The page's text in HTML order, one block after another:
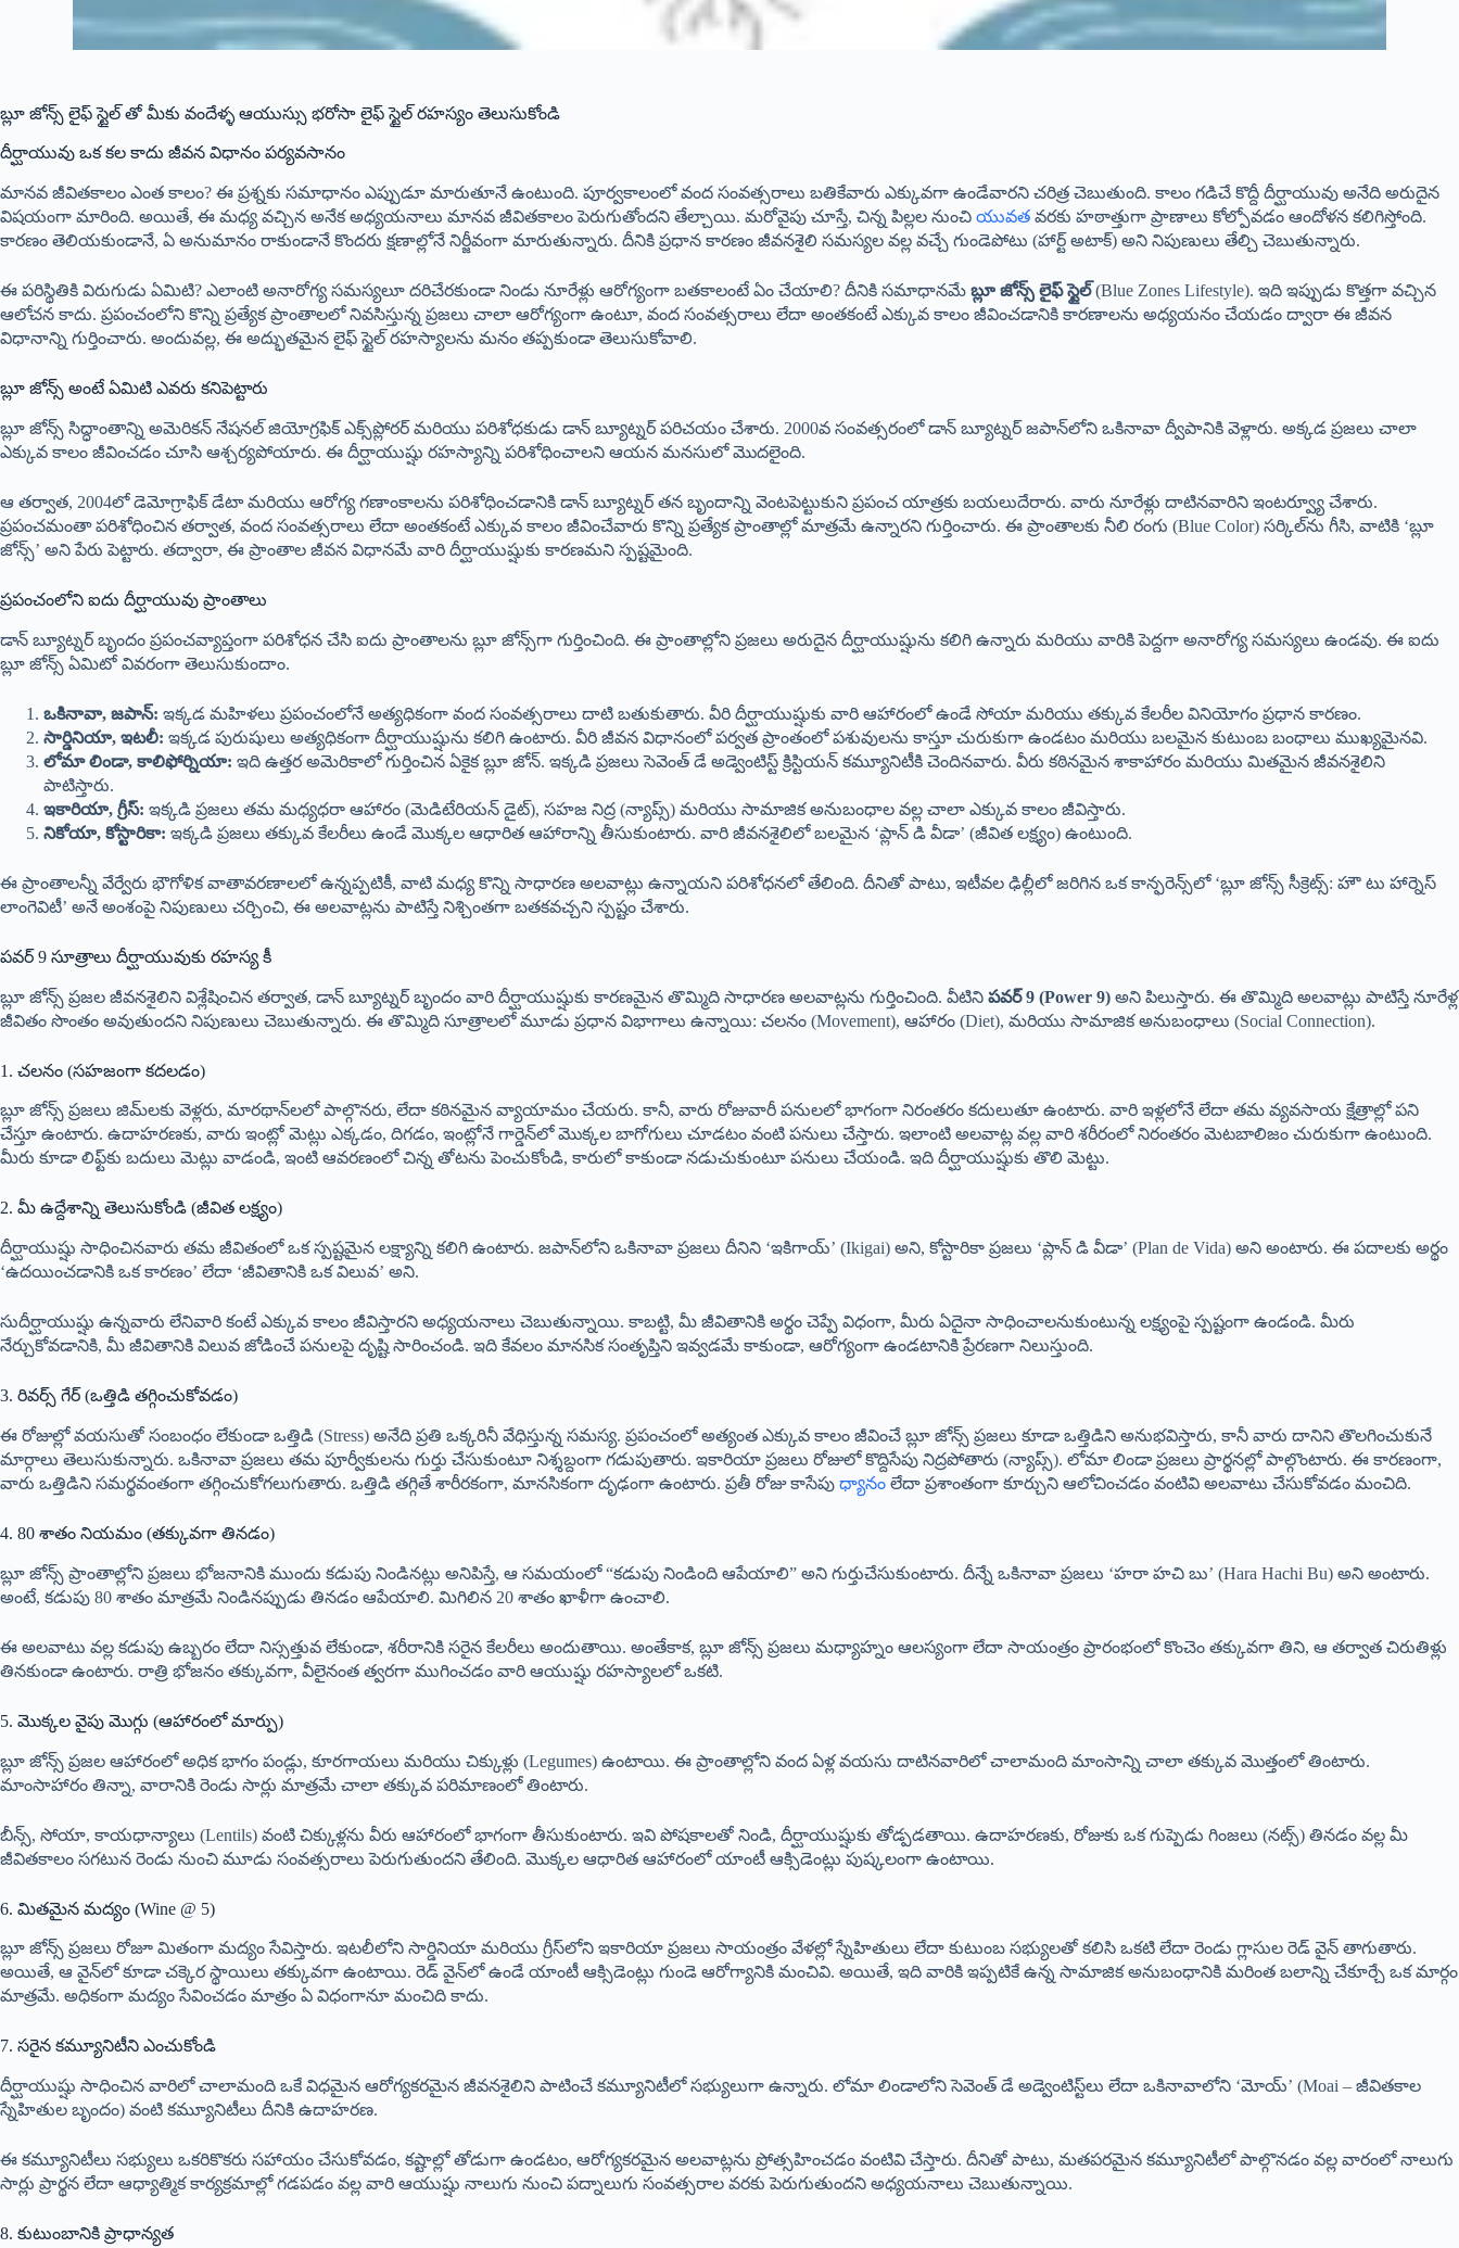
బ్లూ జోన్స్ లైఫ్ స్టైల్ తో మీకు వందేళ్ళ ఆయుస్సు భరోసా లైఫ్ స్టైల్ రహస్యం తెలుసుకోండి
దీర్ఘాయువు ఒక కల కాదు జీవన విధానం పర్యవసానం
మానవ జీవితకాలం ఎంత కాలం? ఈ ప్రశ్నకు సమాధానం ఎప్పుడూ మారుతూనే ఉంటుంది. పూర్వకాలంలో వంద సంవత్సరాలు బతికేవారు ఎక్కువగా ఉండేవారని చరిత్ర చెబుతుంది. కాలం గడిచే కొద్దీ దీర్ఘాయువు అనేది అరుదైన
విషయంగా మారింది. అయితే, ఈ మధ్య వచ్చిన అనేక అధ్యయనాలు మానవ జీవితకాలం పెరుగుతోందని తేల్చాయి. మరోవైపు చూస్తే, చిన్న పిల్లల నుంచి యువత వరకు హఠాత్తుగా ప్రాణాలు కోల్పోవడం ఆందోళన కలిగిస్తోంది.
కారణం తెలియకుండానే, ఏ అనుమానం రాకుండానే కొందరు క్షణాల్లోనే నిర్జీవంగా మారుతున్నారు. దీనికి ప్రధాన కారణం జీవనశైలి సమస్యల వల్ల వచ్చే గుండెపోటు (హార్ట్ అటాక్) అని నిపుణులు తేల్చి చెబుతున్నారు.
ఈ పరిస్థితికి విరుగుడు ఏమిటి? ఎలాంటి అనారోగ్య సమస్యలూ దరిచేరకుండా నిండు నూరేళ్లు ఆరోగ్యంగా బతకాలంటే ఏం చేయాలి? దీనికి సమాధానమే బ్లూ జోన్స్ లైఫ్ స్టైల్(Blue Zones Lifestyle). ఇది ఇప్పుడు కొత్తగా వచ్చిన
ఆలోచన కాదు. ప్రపంచంలోని కొన్ని ప్రత్యేక ప్రాంతాలలో నివసిస్తున్న ప్రజలు చాలా ఆరోగ్యంగా ఉంటూ, వంద సంవత్సరాలు లేదా అంతకంటే ఎక్కువ కాలం జీవించడానికి కారణాలను అధ్యయనం చేయడం ద్వారా ఈ జీవన
విధానాన్ని గుర్తించారు. అందువల్ల, ఈ అద్భుతమైన లైఫ్ స్టైల్ రహస్యాలను మనం తప్పకుండా తెలుసుకోవాలి.
బ్లూ జోన్స్ అంటే ఏమిటి ఎవరు కనిపెట్టారు
బ్లూ జోన్స్ సిద్ధాంతాన్ని అమెరికన్ నేషనల్ జియోగ్రఫిక్ ఎక్స్‌ప్లోరర్ మరియు పరిశోధకుడు డాన్ బ్యూట్నర్ పరిచయం చేశారు. 2000వ సంవత్సరంలో డాన్ బ్యూట్నర్ జపాన్‌లోని ఒకినావా ద్వీపానికి వెళ్లారు. అక్కడ ప్రజలు చాలా
ఎక్కువ కాలం జీవించడం చూసి ఆశ్చర్యపోయారు. ఈ దీర్ఘాయుష్షు రహస్యాన్ని పరిశోధించాలని ఆయన మనసులో మొదలైంది.
ఆ తర్వాత, 2004లో డెమోగ్రాఫిక్ డేటా మరియు ఆరోగ్య గణాంకాలను పరిశోధించడానికి డాన్ బ్యూట్నర్ తన బృందాన్ని వెంటపెట్టుకుని ప్రపంచ యాత్రకు బయలుదేరారు. వారు నూరేళ్లు దాటినవారిని ఇంటర్వ్యూ చేశారు.
ప్రపంచమంతా పరిశోధించిన తర్వాత, వంద సంవత్సరాలు లేదా అంతకంటే ఎక్కువ కాలం జీవించేవారు కొన్ని ప్రత్యేక ప్రాంతాల్లో మాత్రమే ఉన్నారని గుర్తించారు. ఈ ప్రాంతాలకు నీలి రంగు (Blue Color) సర్కిల్‌ను గీసి, వాటికి ‘బ్లూ
జోన్స్’ అని పేరు పెట్టారు. తద్వారా, ఈ ప్రాంతాల జీవన విధానమే వారి దీర్ఘాయుష్షుకు కారణమని స్పష్టమైంది.
ప్రపంచంలోని ఐదు దీర్ఘాయువు ప్రాంతాలు
డాన్ బ్యూట్నర్ బృందం ప్రపంచవ్యాప్తంగా పరిశోధన చేసి ఐదు ప్రాంతాలను బ్లూ జోన్స్‌గా గుర్తించింది. ఈ ప్రాంతాల్లోని ప్రజలు అరుదైన దీర్ఘాయుష్షును కలిగి ఉన్నారు మరియు వారికి పెద్దగా అనారోగ్య సమస్యలు ఉండవు. ఈ ఐదు
బ్లూ జోన్స్ ఏమిటో వివరంగా తెలుసుకుందాం.
ఒకినావా, జపాన్: ఇక్కడ మహిళలు ప్రపంచంలోనే అత్యధికంగా వంద సంవత్సరాలు దాటి బతుకుతారు. వీరి దీర్ఘాయుష్షుకు వారి ఆహారంలో ఉండే సోయా మరియు తక్కువ కేలరీల వినియోగం ప్రధాన కారణం.
సార్డినియా, ఇటలీ: ఇక్కడ పురుషులు అత్యధికంగా దీర్ఘాయుష్షును కలిగి ఉంటారు. వీరి జీవన విధానంలో పర్వత ప్రాంతంలో పశువులను కాస్తూ చురుకుగా ఉండటం మరియు బలమైన కుటుంబ బంధాలు ముఖ్యమైనవి.
లోమా లిండా, కాలిఫోర్నియా: ఇది ఉత్తర అమెరికాలో గుర్తించిన ఏకైక బ్లూ జోన్. ఇక్కడి ప్రజలు సెవెంత్ డే అడ్వెంటిస్ట్ క్రిస్టియన్ కమ్యూనిటీకి చెందినవారు. వీరు కఠినమైన శాకాహారం మరియు మితమైన జీవనశైలిని
పాటిస్తారు.
ఇకారియా, గ్రీస్: ఇక్కడి ప్రజలు తమ మధ్యధరా ఆహారం (మెడిటేరియన్ డైట్), సహజ నిద్ర (న్యాప్స్) మరియు సామాజిక అనుబంధాల వల్ల చాలా ఎక్కువ కాలం జీవిస్తారు.
నికోయా, కోస్టారికా: ఇక్కడి ప్రజలు తక్కువ కేలరీలు ఉండే మొక్కల ఆధారిత ఆహారాన్ని తీసుకుంటారు. వారి జీవనశైలిలో బలమైన ‘ప్లాన్ డి వీడా’ (జీవిత లక్ష్యం) ఉంటుంది.
ఈ ప్రాంతాలన్నీ వేర్వేరు భౌగోళిక వాతావరణాలలో ఉన్నప్పటికీ, వాటి మధ్య కొన్ని సాధారణ అలవాట్లు ఉన్నాయని పరిశోధనలో తేలింది. దీనితో పాటు, ఇటీవల ఢిల్లీలో జరిగిన ఒక కాన్ఫరెన్స్‌లో ‘బ్లూ జోన్స్ సీక్రెట్స్: హౌ టు హార్నెస్
లాంగెవిటీ’ అనే అంశంపై నిపుణులు చర్చించి, ఈ అలవాట్లను పాటిస్తే నిశ్చింతగా బతకవచ్చని స్పష్టం చేశారు.
పవర్ 9 సూత్రాలు దీర్ఘాయువుకు రహస్య కీ
బ్లూ జోన్స్ ప్రజల జీవనశైలిని విశ్లేషించిన తర్వాత, డాన్ బ్యూట్నర్ బృందం వారి దీర్ఘాయుష్షుకు కారణమైన తొమ్మిది సాధారణ అలవాట్లను గుర్తించింది. వీటిని పవర్ 9 (Power 9) అని పిలుస్తారు. ఈ తొమ్మిది అలవాట్లు పాటిస్తే నూరేళ్ల
జీవితం సొంతం అవుతుందని నిపుణులు చెబుతున్నారు. ఈ తొమ్మిది సూత్రాలలో మూడు ప్రధాన విభాగాలు ఉన్నాయి: చలనం (Movement), ఆహారం (Diet), మరియు సామాజిక అనుబంధాలు (Social Connection).
1. చలనం (సహజంగా కదలడం)
బ్లూ జోన్స్ ప్రజలు జిమ్‌లకు వెళ్లరు, మారథాన్‌లలో పాల్గొనరు, లేదా కఠినమైన వ్యాయామం చేయరు. కానీ, వారు రోజువారీ పనులలో భాగంగా నిరంతరం కదులుతూ ఉంటారు. వారి ఇళ్లలోనే లేదా తమ వ్యవసాయ క్షేత్రాల్లో పని
చేస్తూ ఉంటారు. ఉదాహరణకు, వారు ఇంట్లో మెట్లు ఎక్కడం, దిగడం, ఇంట్లోనే గార్డెన్‌లో మొక్కల బాగోగులు చూడటం వంటి పనులు చేస్తారు. ఇలాంటి అలవాట్ల వల్ల వారి శరీరంలో నిరంతరం మెటబాలిజం చురుకుగా ఉంటుంది.
మీరు కూడా లిఫ్ట్‌కు బదులు మెట్లు వాడండి, ఇంటి ఆవరణంలో చిన్న తోటను పెంచుకోండి, కారులో కాకుండా నడుచుకుంటూ పనులు చేయండి. ఇది దీర్ఘాయుష్షుకు తొలి మెట్టు.
2. మీ ఉద్దేశాన్ని తెలుసుకోండి (జీవిత లక్ష్యం)
దీర్ఘాయుష్షు సాధించినవారు తమ జీవితంలో ఒక స్పష్టమైన లక్ష్యాన్ని కలిగి ఉంటారు. జపాన్‌లోని ఒకినావా ప్రజలు దీనిని ‘ఇకిగాయ్’ (Ikigai) అని, కోస్టారికా ప్రజలు ‘ప్లాన్ డి వీడా’ (Plan de Vida) అని అంటారు. ఈ పదాలకు అర్థం
‘ఉదయించడానికి ఒక కారణం’ లేదా ‘జీవితానికి ఒక విలువ’ అని.
సుదీర్ఘాయుష్షు ఉన్నవారు లేనివారి కంటే ఎక్కువ కాలం జీవిస్తారని అధ్యయనాలు చెబుతున్నాయి. కాబట్టి, మీ జీవితానికి అర్థం చెప్పే విధంగా, మీరు ఏదైనా సాధించాలనుకుంటున్న లక్ష్యంపై స్పష్టంగా ఉండండి. మీరు
నేర్చుకోవడానికి, మీ జీవితానికి విలువ జోడించే పనులపై దృష్టి సారించండి. ఇది కేవలం మానసిక సంతృప్తిని ఇవ్వడమే కాకుండా, ఆరోగ్యంగా ఉండటానికి ప్రేరణగా నిలుస్తుంది.
3. రివర్స్ గేర్ (ఒత్తిడి తగ్గించుకోవడం)
ఈ రోజుల్లో వయసుతో సంబంధం లేకుండా ఒత్తిడి (Stress) అనేది ప్రతి ఒక్కరినీ వేధిస్తున్న సమస్య. ప్రపంచంలో అత్యంత ఎక్కువ కాలం జీవించే బ్లూ జోన్స్ ప్రజలు కూడా ఒత్తిడిని అనుభవిస్తారు, కానీ వారు దానిని తొలగించుకునే
మార్గాలు తెలుసుకున్నారు. ఒకినావా ప్రజలు తమ పూర్వీకులను గుర్తు చేసుకుంటూ నిశ్శబ్దంగా గడుపుతారు. ఇకారియా ప్రజలు రోజులో కొద్దిసేపు నిద్రపోతారు (న్యాప్స్). లోమా లిండా ప్రజలు ప్రార్థనల్లో పాల్గొంటారు. ఈ కారణంగా,
వారు ఒత్తిడిని సమర్థవంతంగా తగ్గించుకోగలుగుతారు. ఒత్తిడి తగ్గితే శారీరకంగా, మానసికంగా దృఢంగా ఉంటారు. ప్రతీ రోజు కాసేపు ధ్యానం లేదా ప్రశాంతంగా కూర్చుని ఆలోచించడం వంటివి అలవాటు చేసుకోవడం మంచిది.
4. 80 శాతం నియమం (తక్కువగా తినడం)
బ్లూ జోన్స్ ప్రాంతాల్లోని ప్రజలు భోజనానికి ముందు కడుపు నిండినట్లు అనిపిస్తే, ఆ సమయంలో “కడుపు నిండింది ఆపేయాలి” అని గుర్తుచేసుకుంటారు. దీన్నే ఒకినావా ప్రజలు ‘హరా హచి బు’ (Hara Hachi Bu) అని అంటారు.
అంటే, కడుపు 80 శాతం మాత్రమే నిండినప్పుడు తినడం ఆపేయాలి. మిగిలిన 20 శాతం ఖాళీగా ఉంచాలి.
ఈ అలవాటు వల్ల కడుపు ఉబ్బరం లేదా నిస్సత్తువ లేకుండా, శరీరానికి సరైన కేలరీలు అందుతాయి. అంతేకాక, బ్లూ జోన్స్ ప్రజలు మధ్యాహ్నం ఆలస్యంగా లేదా సాయంత్రం ప్రారంభంలో కొంచెం తక్కువగా తిని, ఆ తర్వాత చిరుతిళ్లు
తినకుండా ఉంటారు. రాత్రి భోజనం తక్కువగా, వీలైనంత త్వరగా ముగించడం వారి ఆయుష్షు రహస్యాలలో ఒకటి.
5. మొక్కల వైపు మొగ్గు (ఆహారంలో మార్పు)
బ్లూ జోన్స్ ప్రజల ఆహారంలో అధిక భాగం పండ్లు, కూరగాయలు మరియు చిక్కుళ్లు (Legumes) ఉంటాయి. ఈ ప్రాంతాల్లోని వంద ఏళ్ల వయసు దాటినవారిలో చాలామంది మాంసాన్ని చాలా తక్కువ మొత్తంలో తింటారు.
మాంసాహారం తిన్నా, వారానికి రెండు సార్లు మాత్రమే చాలా తక్కువ పరిమాణంలో తింటారు.
బీన్స్, సోయా, కాయధాన్యాలు (Lentils) వంటి చిక్కుళ్లను వీరు ఆహారంలో భాగంగా తీసుకుంటారు. ఇవి పోషకాలతో నిండి, దీర్ఘాయుష్షుకు తోడ్పడతాయి. ఉదాహరణకు, రోజుకు ఒక గుప్పెడు గింజలు (నట్స్) తినడం వల్ల మీ
జీవితకాలం సగటున రెండు నుంచి మూడు సంవత్సరాలు పెరుగుతుందని తేలింది. మొక్కల ఆధారిత ఆహారంలో యాంటీ ఆక్సిడెంట్లు పుష్కలంగా ఉంటాయి.
6. మితమైన మద్యం (Wine @ 5)
బ్లూ జోన్స్ ప్రజలు రోజూ మితంగా మద్యం సేవిస్తారు. ఇటలీలోని సార్డినియా మరియు గ్రీస్‌లోని ఇకారియా ప్రజలు సాయంత్రం వేళల్లో స్నేహితులు లేదా కుటుంబ సభ్యులతో కలిసి ఒకటి లేదా రెండు గ్లాసుల రెడ్ వైన్ తాగుతారు.
అయితే, ఆ వైన్‌లో కూడా చక్కెర స్థాయిలు తక్కువగా ఉంటాయి. రెడ్ వైన్‌లో ఉండే యాంటీ ఆక్సిడెంట్లు గుండె ఆరోగ్యానికి మంచివి. అయితే, ఇది వారికి ఇప్పటికే ఉన్న సామాజిక అనుబంధానికి మరింత బలాన్ని చేకూర్చే ఒక మార్గం
మాత్రమే. అధికంగా మద్యం సేవించడం మాత్రం ఏ విధంగానూ మంచిది కాదు.
7. సరైన కమ్యూనిటీని ఎంచుకోండి
దీర్ఘాయుష్షు సాధించిన వారిలో చాలామంది ఒకే విధమైన ఆరోగ్యకరమైన జీవనశైలిని పాటించే కమ్యూనిటీలో సభ్యులుగా ఉన్నారు. లోమా లిండాలోని సెవెంత్ డే అడ్వెంటిస్ట్‌లు లేదా ఒకినావాలోని ‘మోయ్’ (Moai – జీవితకాల
స్నేహితుల బృందం) వంటి కమ్యూనిటీలు దీనికి ఉదాహరణ.
ఈ కమ్యూనిటీలు సభ్యులు ఒకరికొకరు సహాయం చేసుకోవడం, కష్టాల్లో తోడుగా ఉండటం, ఆరోగ్యకరమైన అలవాట్లను ప్రోత్సహించడం వంటివి చేస్తారు. దీనితో పాటు, మతపరమైన కమ్యూనిటీలో పాల్గొనడం వల్ల వారంలో నాలుగు
సార్లు ప్రార్థన లేదా ఆధ్యాత్మిక కార్యక్రమాల్లో గడపడం వల్ల వారి ఆయుష్షు నాలుగు నుంచి పద్నాలుగు సంవత్సరాల వరకు పెరుగుతుందని అధ్యయనాలు చెబుతున్నాయి.
8. కుటుంబానికి ప్రాధాన్యత